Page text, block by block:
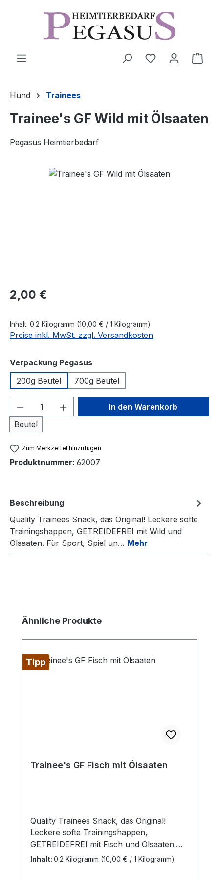
Zum Hauptinhalt springen
Hund Trainees
Trainee's GF Wild mit Ölsaaten
Pegasus Heimtierbedarf
Bildergalerie überspringen
Regulärer Preis:
2,00 €
Inhalt: 0.2 Kilogramm (10,00 € / 1 Kilogramm)
Preise inkl. MwSt. zzgl. Versandkosten
Verpackung Pegasusauswählen
200g Beutel
700g Beutel
Produkt Anzahl: Gib den
Beutel
In den Warenkorb
Zum Merkzettel hinzufügen
Produktnummer: 62007
Beschreibung
Quality Trainees Snack, das Original! Leckere softe
Trainingshappen, GETREIDEFREI mit Wild und
Ölsaaten. Für Sport, Spiel un… Mehr
Produktgalerie überspringen
Ähnliche Produkte
Tipp
Trainee's GF Fisch mit Ölsaaten
Quality Trainees Snack, das Original!
Leckere softe Trainingshappen,
GETREIDEFREI mit Fisch und Ölsaaten.
Für Sport, Spiel und Spaß.
Inhalt: 0.2 Kilogramm (10,00 € / 1 Kilogramm)